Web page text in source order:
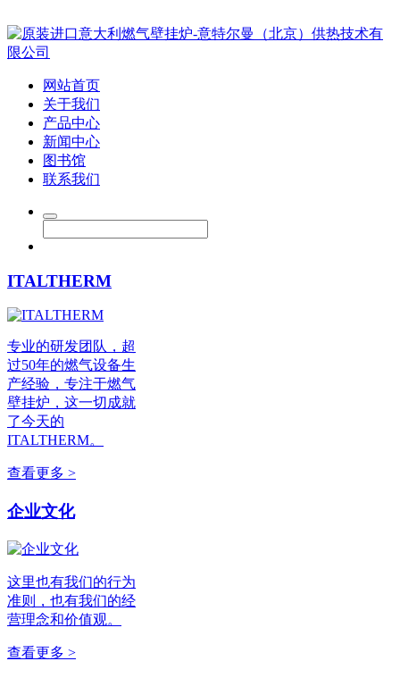
网站首页
关于我们
产品中心
新闻中心
图书馆
联系我们
ITALTHERM
专业的研发团队，超
过50年的燃气设备生
产经验，专注于燃气
壁挂炉，这一切成就
了今天的
ITALTHERM。
查看更多 >
企业文化
这里也有我们的行为
准则，也有我们的经
营理念和价值观。
查看更多 >